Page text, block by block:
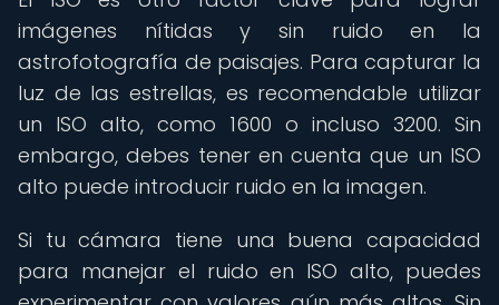
imágenes nítidas y sin ruido en la
astrofotografía de paisajes. Para capturar la
luz de las estrellas, es recomendable utilizar
un ISO alto, como 1600 o incluso 3200. Sin
embargo, debes tener en cuenta que un ISO
alto puede introducir ruido en la imagen.
Si tu cámara tiene una buena capacidad
para manejar el ruido en ISO alto, puedes